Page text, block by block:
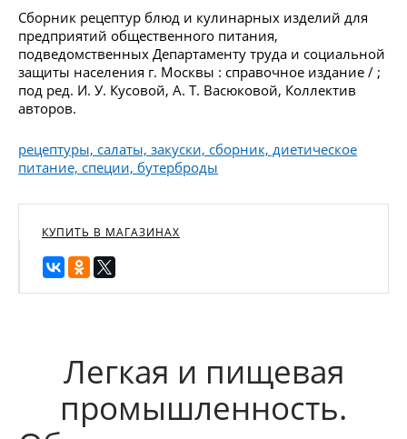
Сборник рецептур блюд и кулинарных изделий для
предприятий общественного питания,
подведомственных Департаменту труда и социальной
защиты населения г. Москвы : справочное издание / ;
под ред. И. У. Кусовой, А. Т. Васюковой, Коллектив
авторов.
рецептуры, салаты, закуски, сборник, диетическое
питание, специи, бутерброды
КУПИТЬ В МАГАЗИНАХ
Легкая и пищевая
промышленность.